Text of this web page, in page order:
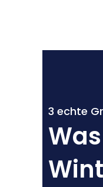
3 echte